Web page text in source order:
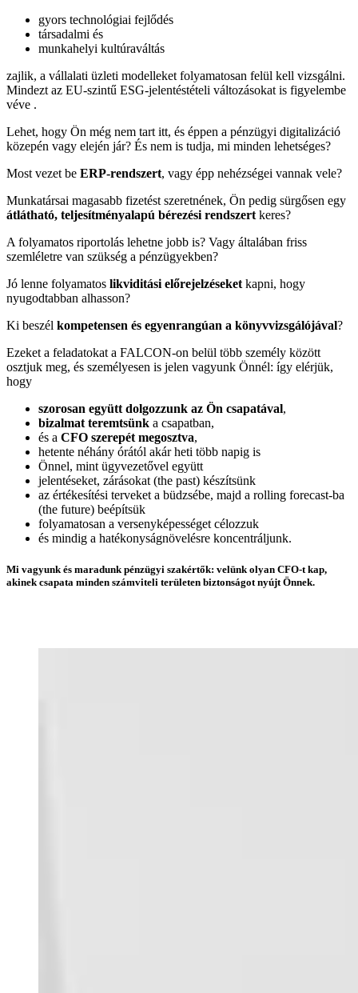
gyors technológiai fejlődés
társadalmi és
munkahelyi kultúraváltás
zajlik, a vállalati üzleti modelleket folyamatosan felül kell vizsgálni.
Mindezt az EU-szintű ESG-jelentéstételi változásokat is figyelembe
véve .
Lehet, hogy Ön még nem tart itt, és éppen a pénzügyi digitalizáció
közepén vagy elején jár? És nem is tudja, mi minden lehetséges?
Most vezet be ERP-rendszert, vagy épp nehézségei vannak vele?
Munkatársai magasabb fizetést szeretnének, Ön pedig sürgősen egy
átlátható, teljesítményalapú bérezési rendszert keres?
A folyamatos riportolás lehetne jobb is? Vagy általában friss
szemléletre van szükség a pénzügyekben?
Jó lenne folyamatos likviditási előrejelzéseket kapni, hogy
nyugodtabban alhasson?
Ki beszél kompetensen és egyenrangúan a könyvvizsgálójával?
Ezeket a feladatokat a FALCON-on belül több személy között
osztjuk meg, és személyesen is jelen vagyunk Önnél: így elérjük,
hogy
szorosan együtt dolgozzunk az Ön csapatával,
bizalmat teremtsünk a csapatban,
és a CFO szerepét megosztva,
hetente néhány órától akár heti több napig is
Önnel, mint ügyvezetővel együtt
jelentéseket, zárásokat (the past) készítsünk
az értékesítési terveket a büdzsébe, majd a rolling forecast-ba
(the future) beépítsük
folyamatosan a versenyképességet célozzuk
és mindig a hatékonyságnövelésre koncentráljunk.
Mi vagyunk és maradunkpénzügyi szakértők: velünk olyan CFO-t kap,
akinek csapata minden számviteli területen biztonságot nyújt Önnek.